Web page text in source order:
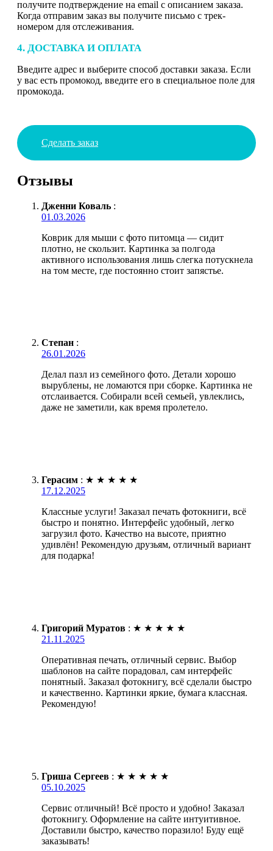
получите подтверждение на email с описанием заказа.
Когда отправим заказ вы получите письмо с трек-
номером для отслеживания.
4. ДОСТАВКА И ОПЛАТА
Введите адрес и выберите способ доставки заказа. Если
у вас есть промокод, введите его в специальное поле для
промокода.
Сделать заказ
Отзывы
Дженни Коваль :
01.03.2026
Коврик для мыши с фото питомца — сидит
плотно, не скользит. Картинка за полгода
активного использования лишь слегка потускнела
на том месте, где постоянно стоит запястье.
Степан :
26.01.2026
Делал пазл из семейного фото. Детали хорошо
вырублены, не ломаются при сборке. Картинка не
отслаивается. Собирали всей семьей, увлеклись,
даже не заметили, как время пролетело.
Герасим : ★ ★ ★ ★ ★
17.12.2025
Классные услуги! Заказал печать фотокниги, всё
быстро и понятно. Интерфейс удобный, легко
загрузил фото. Качество на высоте, приятно
удивлён! Рекомендую друзьям, отличный вариант
для подарка!
Григорий Муратов : ★ ★ ★ ★ ★
21.11.2025
Оперативная печать, отличный сервис. Выбор
шаблонов на сайте порадовал, сам интерфейс
понятный. Заказал фотокнигу, всё сделали быстро
и качественно. Картинки яркие, бумага классная.
Рекомендую!
Гриша Сергеев : ★ ★ ★ ★ ★
05.10.2025
Сервис отличный! Всё просто и удобно! Заказал
фотокнигу. Оформление на сайте интуитивное.
Доставили быстро, качество поразило! Буду ещё
заказывать!